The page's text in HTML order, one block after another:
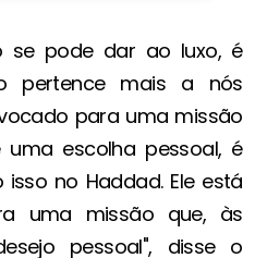
se pode dar ao luxo, é
pertence mais a nós
para uma missão
escolha pessoal, é
no Haddad. Ele está
uma missão que, às
pessoal", disse o